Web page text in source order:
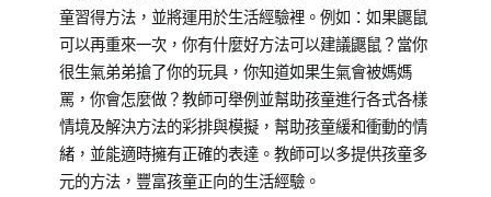
童習得方法，並將運用於生活經驗裡。例如：如果鼴鼠
可以再重來一次，你有什麼好方法可以建議鼴鼠？當你
很生氣弟弟搶了你的玩具，你知道如果生氣會被媽媽
罵，你會怎麼做？教師可舉例並幫助孩童進行各式各樣
情境及解決方法的彩排與模擬，幫助孩童緩和衝動的情
緒，並能適時擁有正確的表達。教師可以多提供孩童多
元的方法，豐富孩童正向的生活經驗。